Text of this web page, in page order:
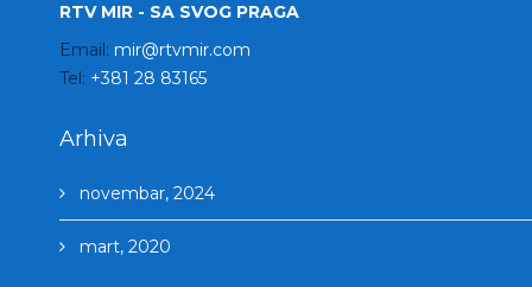
RTV MIR - SA SVOG PRAGA
Email: mir@rtvmir.com
Tel: +381 28 83165
Arhiva
novembar, 2024
mart, 2020